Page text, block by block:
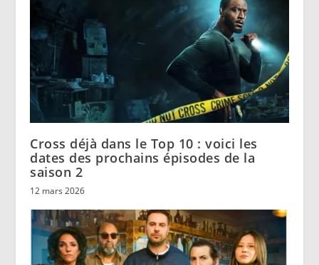
Cross déjà dans le Top 10 : voici les
dates des prochains épisodes de la
saison 2
12 mars 2026